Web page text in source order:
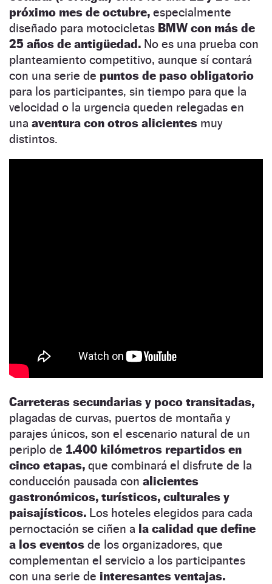
próximo mes de octubre, especialmente
diseñado para motocicletas BMW con más de
25 años de antigüedad. No es una prueba con
planteamiento competitivo, aunque sí contará
con una serie de puntos de paso obligatorio
para los participantes, sin tiempo para que la
velocidad o la urgencia queden relegadas en
una aventura con otros alicientes muy
distintos.
Carreteras secundarias y poco transitadas,
plagadas de curvas, puertos de montaña y
parajes únicos, son el escenario natural de un
periplo de 1.400 kilómetros repartidos en
cinco etapas, que combinará el disfrute de la
conducción pausada con alicientes
gastronómicos, turísticos, culturales y
paisajísticos. Los hoteles elegidos para cada
pernoctación se ciñen a la calidad que define
a los eventos de los organizadores, que
complementan el servicio a los participantes
con una serie de interesantes ventajas.